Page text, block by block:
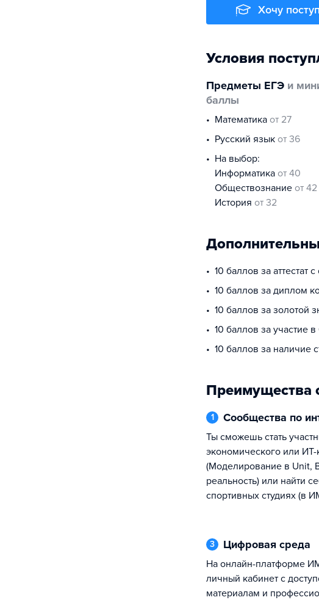
Хочу
Условия
Предметы ЕГЭ и
баллы
математика от 27
русский язык от 36
На выбор:
информатика от 40
обществознание от 42
история от 32
10 баллов за аттестат
10 баллов за диплом
10 баллов за золотой
10 баллов за участие
10 баллов за наличие
Преимущества
1 Сообщества по
ты сможешь стать участником
экономического или ИТ-
(Моделирование в Unit,
реальность) или найти
спортивных студиях (в
3 Цифровая среда
на онлайн-платформе ИМЭС у тебя будет
личный кабинет с
материалам и